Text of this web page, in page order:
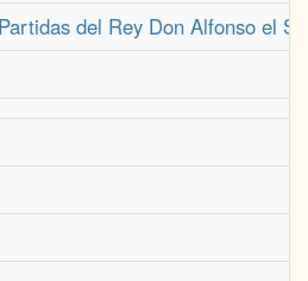
del Rey Don Alfonso el